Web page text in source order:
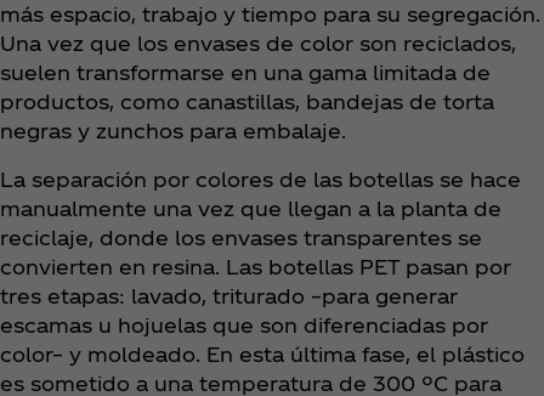
más espacio, trabajo y tiempo para su segregación.
Una vez que los envases de color son reciclados,
suelen transformarse en una gama limitada de
productos, como canastillas, bandejas de torta
negras y zunchos para embalaje.
La separación por colores de las botellas se hace
manualmente una vez que llegan a la planta de
reciclaje, donde los envases transparentes se
convierten en resina. Las botellas PET pasan por
tres etapas: lavado, triturado –para generar
escamas u hojuelas que son diferenciadas por
color– y moldeado. En esta última fase, el plástico
es sometido a una temperatura de 300 ºC para